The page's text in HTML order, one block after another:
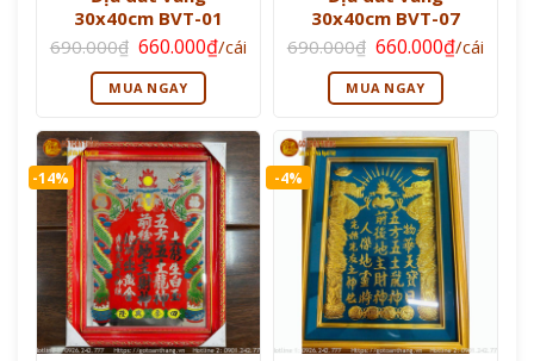
30x40cm BVT-01
690.000₫ Giá
gốc
là:
690.000₫.
660.000₫Giá
hiện
/cái
MUA NGAY
30x40cm BVT-07
690.000₫ Giá
gốc
là:
690.000₫.
660.000₫Giá
hiện
/cái
MUA NGAY
-14% -4%